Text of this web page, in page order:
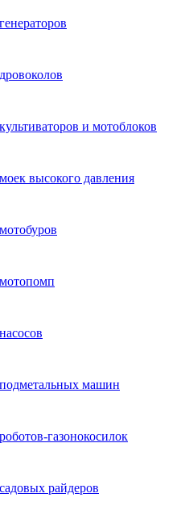
и мотоблоков
высокого давления
машин
газонокосилок
райдеров